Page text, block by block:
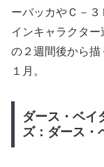
ーバッカやＣ－
インキャラクター
の２週間後から
１月。
ダース・ベイ
ズ：ダース・